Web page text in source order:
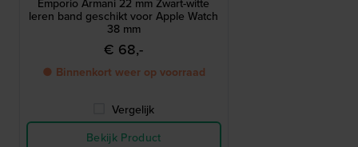
Emporio Armani 22 mm Zwart-witte
leren band geschikt voor Apple Watch
38 mm
€ 68,-
● Binnenkort weer op voorraad
Vergelijk
Bekijk Product